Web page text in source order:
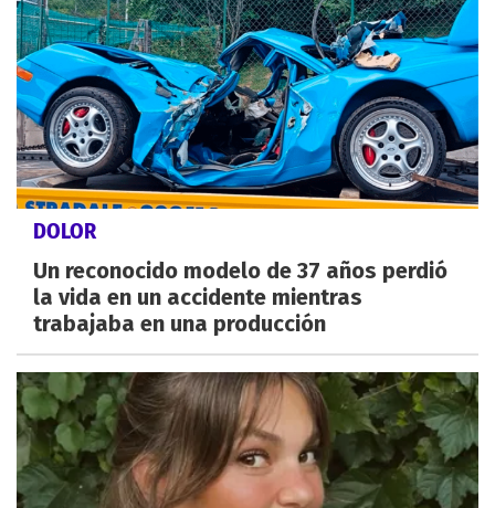
DOLOR
Un reconocido modelo de 37 años perdió
la vida en un accidente mientras
trabajaba en una producción